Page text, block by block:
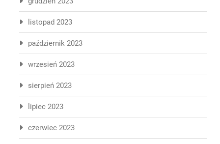
listopad 2023
październik 2023
wrzesień 2023
sierpień 2023
lipiec 2023
czerwiec 2023